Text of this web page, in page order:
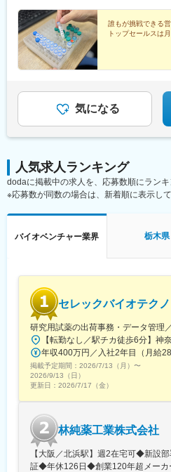
得するスタッフも多数！
・残業ほとんどなし（店舗によ
週に1時間ほど）
【社員の声から見える“やりがい
心から嬉しい」
「皆で目標に向かって取り組め
瞬間が多く、誇りを持てる仕事
「10連休が取れるなど、休みの
賞与2回）
誰もが挑戦できる
トップセールスは
気になる
人気求人ランキング
dodaに掲載中の求人を、応募数順にランキ
※応募数が同数の場合は、新着順に表示して
バイオベンチャー業界 栃木県
セレックバイオテク
研究用試薬の出荷事務・データ管理
掲載予定期間： 2026/7/13（月） 〜
2026/9/13（日）
更新日： 2026/7/17（金）
林純薬工業株式会社
【大阪／北浜駅】週2在宅可◆新設
証◆年休126日◆創業120年超メーカ